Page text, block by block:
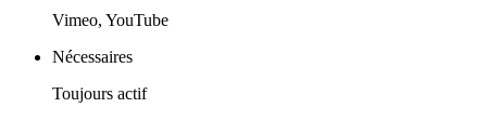
Vimeo, YouTube
Nécessaires
Toujours actif